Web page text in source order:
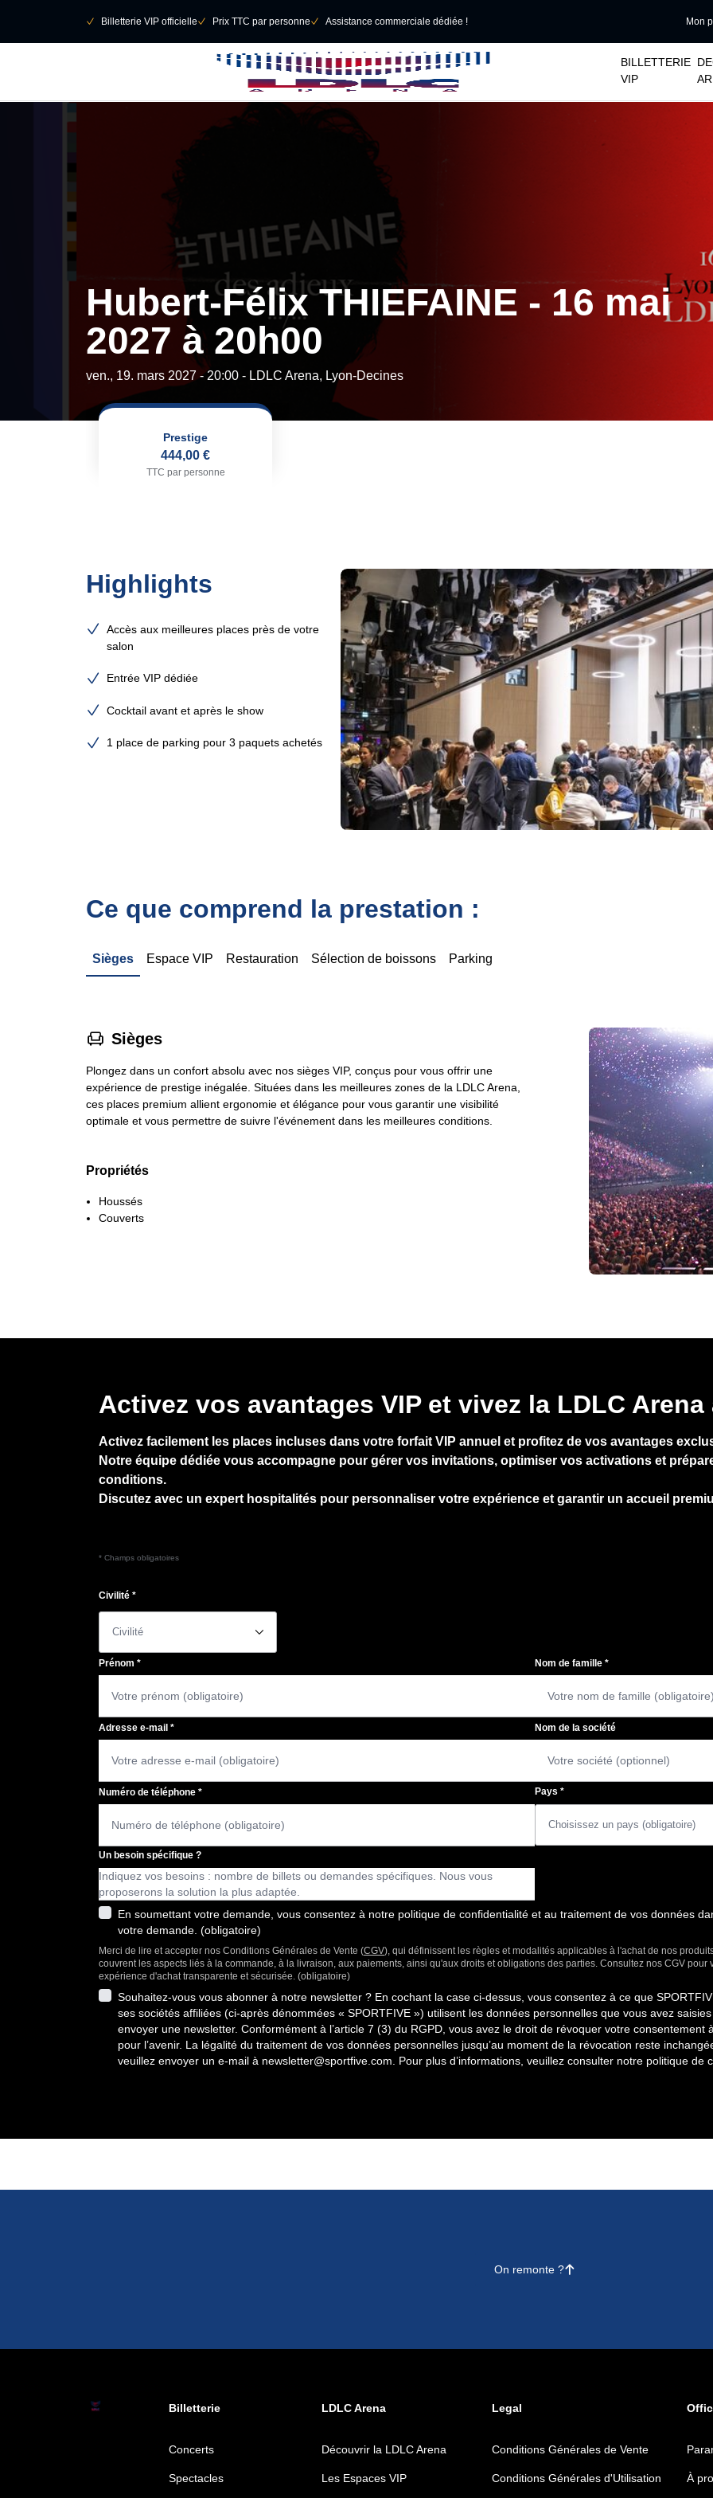
􀆅 Billetterie VIP officielle􀆅 Prix TTC par personne􀆅 Assistance commerciale dédiée ! Mon
BILLETTERIE
VIP
Hubert-Félix THIEFAINE - 16 mai
2027 à 20h00
ven., 19. mars 2027 - 20:00 - LDLC Arena, Lyon-Decines
Prestige
444,00 €
TTC par personne
Highlights
Accès aux meilleures places près de votre
salon
Entrée VIP dédiée
Cocktail avant et après le show
1 place de parking pour 3 paquets achetés
Ce que comprend la prestation :
Sièges Espace VIP Restauration Sélection de boissons Parking
􁐴 Sièges
Plongez dans un confort absolu avec nos sièges VIP, conçus pour vous offrir une
expérience de prestige inégalée. Situées dans les meilleures zones de la LDLC Arena,
ces places premium allient ergonomie et élégance pour vous garantir une visibilité
optimale et vous permettre de suivre l'événement dans les meilleures conditions.
Propriétés
Houssés
Couverts
Activez vos avantages VIP et vivez la LDLC
Activez facilement les places incluses dans votre forfait VIP annuel et profitez de vos avantages
Notre équipe dédiée vous accompagne pour gérer vos invitations, optimiser vos activations et
conditions.
Discutez avec un expert hospitalités pour personnaliser votre expérience et garantir un accueil
* Champs obligatoires
Civilité *
􀆈
Prénom * Nom de famille *
Adresse e-mail * Nom de la société
Numéro de téléphone * Pays *
Un besoin spécifique ?
En soumettant votre demande, vous consentez à notre politique de confidentialité et au traitement de vos données
votre demande. (obligatoire)
Merci de lire et accepter nos Conditions Générales de Vente (CGV), qui définissent les règles et modalités applicables à l'achat de nos
couvrent les aspects liés à la commande, à la livraison, aux paiements, ainsi qu'aux droits et obligations des parties. Consultez nos CGV pour
expérience d'achat transparente et sécurisée. (obligatoire)
Souhaitez-vous vous abonner à notre newsletter ? En cochant la case ci-dessus, vous consentez à ce que
ses sociétés affiliées (ci-après dénommées « SPORTFIVE ») utilisent les données personnelles que vous avez
envoyer une newsletter. Conformément à l’article 7 (3) du RGPD, vous avez le droit de révoquer votre consentement
pour l’avenir. La légalité du traitement de vos données personnelles jusqu’au moment de la révocation reste
veuillez envoyer un e-mail à newsletter@sportfive.com . Pour plus d’informations, veuillez consulter notre politique de
On remonte ?􀄨
Billetterie LDLC Arena Legal
Concerts
Spectacles
Découvrir la LDLC Arena
Les Espaces VIP
Conditions Générales de Vente
Conditions Générales d'Utilisation À